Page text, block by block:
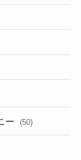
ー (50)